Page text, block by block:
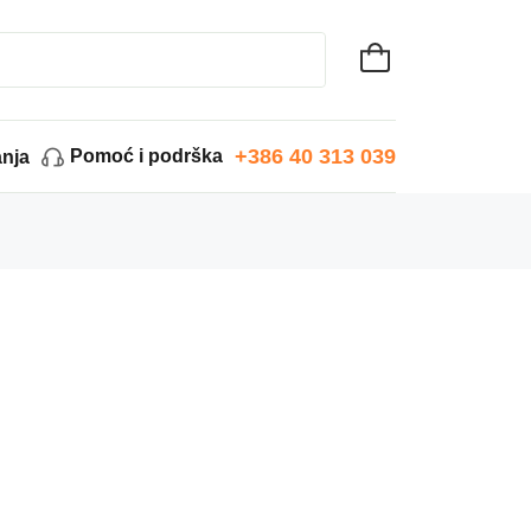
Pomoć i podrška +386 40 313 039